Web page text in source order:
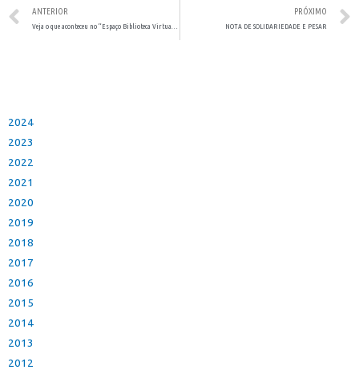
ANTERIOR PRÓXIMO
NOTA DE SOLIDARIEDADE E PESAR
2024
2023
2022
2021
2020
2019
2018
2017
2016
2015
2014
2013
2012